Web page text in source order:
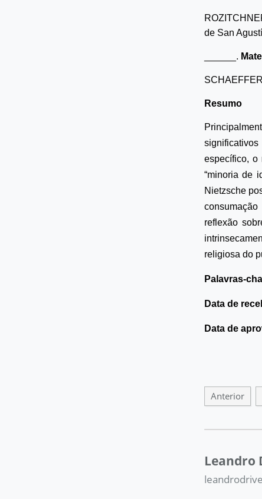
de San
______.
Resumo
específico, o
“minoria de
Nietzsche
reflexão
religiosa do
Palavras-
Data de
Data de
Anterior
Leandro